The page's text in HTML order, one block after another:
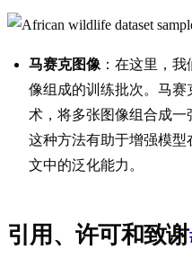
马赛克图像 ：在这里，
像组成的训练批次。马赛
术，将多张图像组合成一
这种方法有助于增强模
文中的泛化能力。
引用、许可和致谢